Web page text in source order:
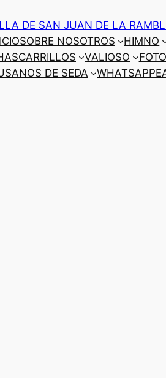
DE SAN JUAN DE LA
SOBRE NOSOTROS HIMNO
VALIOSO
DE SEDA